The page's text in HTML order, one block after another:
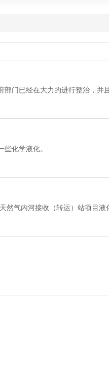
门已经在大力的进行整治，并
化学液化。
气内河接收（转运）站项目液